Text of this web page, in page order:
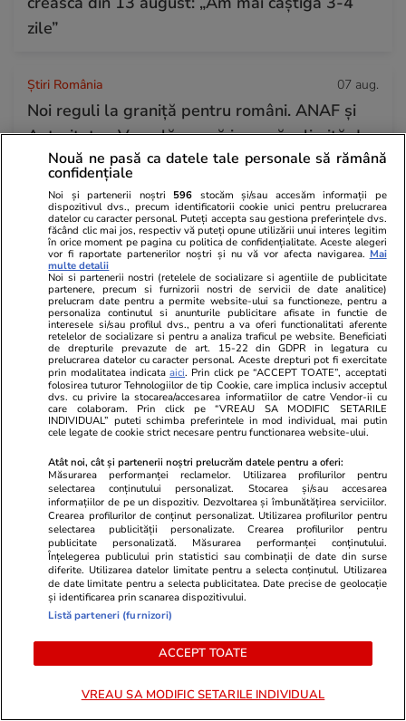
zile”
Știri România 07 aug.
Noi reguli la graniță pentru români. ANAF și
Autoritatea Vamală vor să impună o limită de
40 de pachete de țigări la fiecare 40 de zile
Vacanțe și Cultură 07 aug.
lansează un zbor special pentru
cei care vor să vadă eclipsa solară
din cer
Lifestyle
muncă în
scurți: „E
Horoscop 07 aug.
Horoscop 8 august 2026.
Nouă ne pasă ca datele tale personale să rămână
confidențiale
Noi și partenerii noștri 596 stocăm și/sau accesăm informații pe
dispozitivul dvs., precum identificatorii cookie unici pentru prelucrarea
datelor cu caracter personal. Puteți accepta sau gestiona preferințele dvs.
făcând clic mai jos, respectiv vă puteți opune utilizării unui interes legitim
în orice moment pe pagina cu politica de confidențialitate. Aceste alegeri
vor fi raportate partenerilor noștri și nu vă vor afecta navigarea. Mai
multe detalii
Noi si partenerii nostri (retelele de socializare si agentiile de publicitate
partenere, precum si furnizorii nostri de servicii de date analitice)
prelucram date pentru a permite website-ului sa functioneze, pentru a
personaliza continutul si anunturile publicitare afisate in functie de
interesele si/sau profilul dvs., pentru a va oferi functionalitati aferente
retelelor de socializare si pentru a analiza traficul pe website. Beneficiati
de drepturile prevazute de art. 15-22 din GDPR in legatura cu
prelucrarea datelor cu caracter personal. Aceste drepturi pot fi exercitate
prin modalitatea indicataaici. Prin click pe “ACCEPT TOATE”, acceptati
folosirea tuturor Tehnologiilor de tip Cookie, care implica inclusiv acceptul
dvs. cu privire la stocarea/accesarea informatiilor de catre Vendor-ii cu
care colaboram. Prin click pe “VREAU SA MODIFIC SETARILE
INDIVIDUAL” puteti schimba preferintele in mod individual, mai putin
cele legate de cookie strict necesare pentru functionarea website-ului.
Atât noi, cât și partenerii noștri prelucrăm datele pentru a oferi:
Măsurarea performanței reclamelor. Utilizarea profilurilor pentru
selectarea conținutului personalizat. Stocarea și/sau accesarea
informațiilor de pe un dispozitiv. Dezvoltarea și îmbunătățirea serviciilor.
Crearea profilurilor de conținut personalizat. Utilizarea profilurilor pentru
selectarea publicității personalizate. Crearea profilurilor pentru
publicitate personalizată. Măsurarea performanței conținutului.
Înțelegerea publicului prin statistici sau combinații de date din surse
diferite. Utilizarea datelor limitate pentru a selecta conținutul. Utilizarea
de date limitate pentru a selecta publicitatea. Date precise de geolocație
și identificarea prin scanarea dispozitivului.
Listă parteneri (furnizori)
ACCEPT TOATE
VREAU SA MODIFIC SETARILE INDIVIDUAL